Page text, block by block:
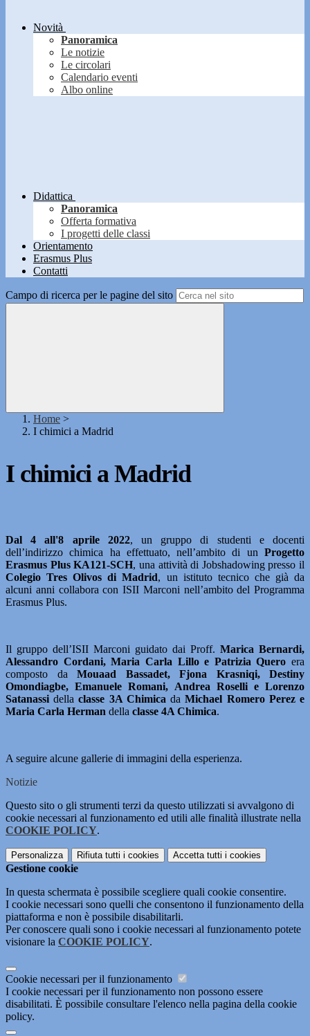
Novità
Panoramica
Le notizie
Le circolari
Calendario eventi
Albo online
Didattica
Panoramica
Offerta formativa
I progetti delle classi
Orientamento
Erasmus Plus
Contatti
Campo di ricerca per le pagine del sito
Home >
I chimici a Madrid
I chimici a Madrid
Dal 4 all'8 aprile 2022, un gruppo di studenti e docenti
dell’indirizzo chimica ha effettuato, nell’ambito di un Progetto
Erasmus Plus KA121-SCH, una attività di Jobshadowing presso il
Colegio Tres Olivos di Madrid, un istituto tecnico che già da
alcuni anni collabora con ISII Marconi nell’ambito del Programma
Erasmus Plus.
Il gruppo dell’ISII Marconi guidato dai Proff. Marica Bernardi,
Alessandro Cordani, Maria Carla Lillo e Patrizia Quero era
composto da Mouaad Bassadet, Fjona Krasniqi, Destiny
Omondiagbe, Emanuele Romani, Andrea Roselli e Lorenzo
Satanassi dellaclasse 3A Chimica daMichael Romero Perez e
Maria Carla Herman della classe 4A Chimica.
A seguire alcune gallerie di immagini della esperienza.
Notizie
Questo sito o gli strumenti terzi da questo utilizzati si avvalgono di
cookie necessari al funzionamento ed utili alle finalità illustrate nella
COOKIE POLICY.
Personalizza Rifiuta tutti i cookies Accetta tutti i cookies
Gestione cookie
In questa schermata è possibile scegliere quali cookie consentire.
I cookie necessari sono quelli che consentono il funzionamento della
piattaforma e non è possibile disabilitarli.
Per conoscere quali sono i cookie necessari al funzionamento potete
visionare la COOKIE POLICY.
Cookie necessari per il funzionamento
I cookie necessari per il funzionamento non possono essere
disabilitati. È possibile consultare l'elenco nella pagina della cookie
policy.